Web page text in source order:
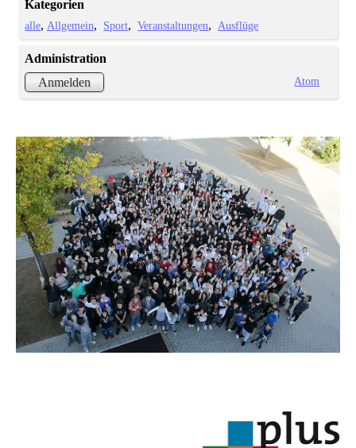
Kategorien
alle Allgemein Sport Veranstaltungen Ausflüge
Administration
Anmelden
Atom